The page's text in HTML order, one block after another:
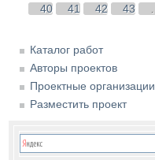
40
41 42 43
Каталог работ
Авторы проектов
Проектные организации
Разместить проект